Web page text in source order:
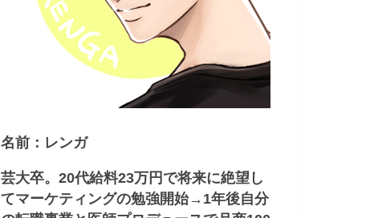
名前：レンガ
芸大卒。20代給料23万円で将来に絶望し
てマーケティングの勉強開始→1年後自分